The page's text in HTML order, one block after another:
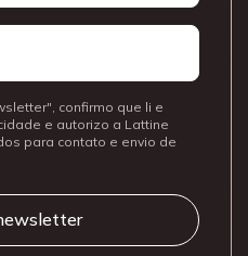
confirmo que li e
e autorizo a Lattine
para contato e envio de